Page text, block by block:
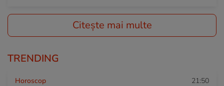
Citește mai multe
TRENDING
Horoscop 21:50